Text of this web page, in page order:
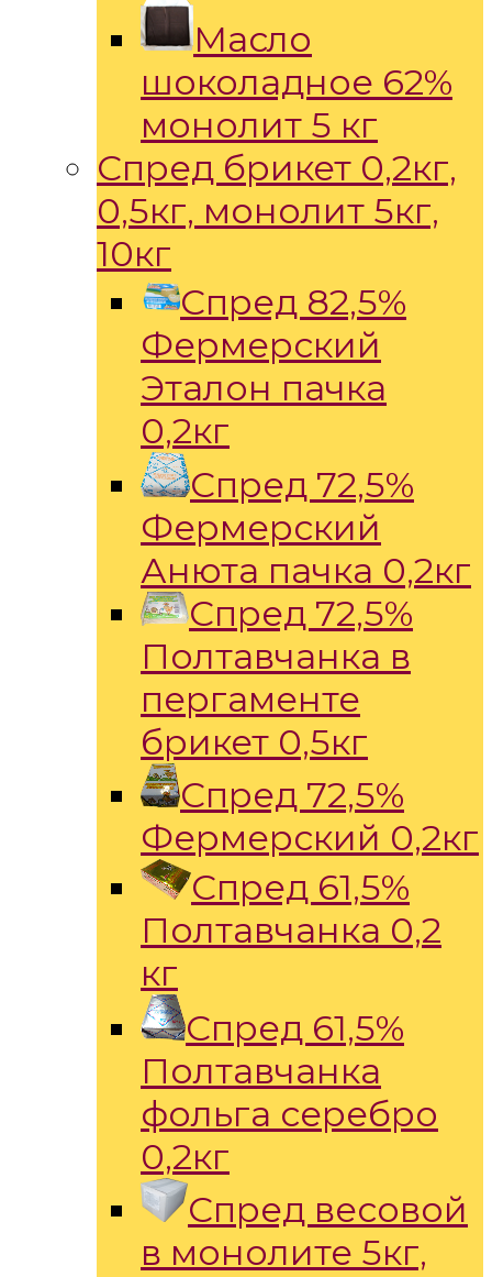
Масло
шоколадное 62%
монолит 5 кг
Спред брикет 0,2кг,
0,5кг, монолит 5кг,
10кг
Спред 82,5%
Фермерский
Эталон пачка
0,2кг
Спред 72,5%
Фермерский
Анюта пачка 0,2кг
Спред 72,5%
Полтавчанка в
пергаменте
брикет 0,5кг
Спред 72,5%
Фермерский 0,2кг
Спред 61,5%
Полтавчанка 0,2
кг
Спред 61,5%
Полтавчанка
фольга серебро
0,2кг
Спред весовой
в монолите 5кг,